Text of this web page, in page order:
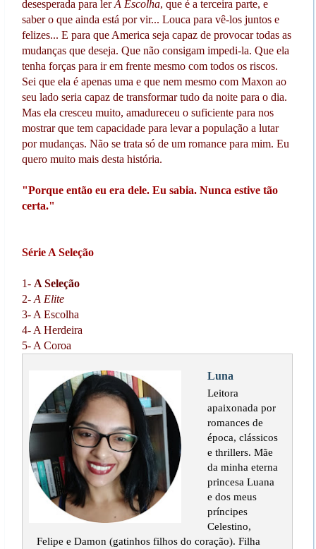
desesperada para lerA Escolha, que é a terceira parte, e
saber o que ainda está por vir... Louca para vê-los juntos e
felizes... E para que America seja capaz de provocar todas as
mudanças que deseja. Que não consigam impedi-la. Que ela
tenha forças para ir em frente mesmo com todos os riscos.
Sei que ela é apenas uma e que nem mesmo com Maxon ao
seu lado seria capaz de transformar tudo da noite para o dia.
Mas ela cresceu muito, amadureceu o suficiente para nos
mostrar que tem capacidade para levar a população a lutar
por mudanças. Não se trata só de um romance para mim. Eu
quero muito mais desta história.
"Porque então eu era dele. Eu sabia. Nunca estive tão
certa."
Série A Seleção
1- A Seleção
2-A Elite
3- A Escolha
4- A Herdeira
5- A Coroa
Luna
Leitora
apaixonada por
romances de
época, clássicos
e thrillers. Mãe
da minha eterna
princesa Luana
e dos meus
príncipes
Celestino,
Felipe e Damon (gatinhos filhos do coração). Filha